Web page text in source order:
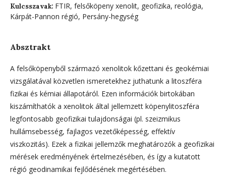
Kulcsszavak: FTIR, felsőköpeny xenolit, geofizika, reológia,
Kárpát-Pannon régió, Persány-hegység
Absztrakt
A felsőköpenyből származó xenolitok kőzettani és geokémiai
vizsgálatával közvetlen ismeretekhez juthatunk a litoszféra
fizikai és kémiai állapotáról. Ezen információk birtokában
kiszámíthatók a xenolitok által jellemzett köpenylitoszféra
legfontosabb geofizikai tulajdonságai (pl. szeizmikus
hullámsebesség, fajlagos vezetőképesség, effektív
viszkozitás). Ezek a fizikai jellemzők meghatározók a geofizikai
mérések eredményének értelmezésében, és így a kutatott
régió geodinamikai fejlődésének megértésében.